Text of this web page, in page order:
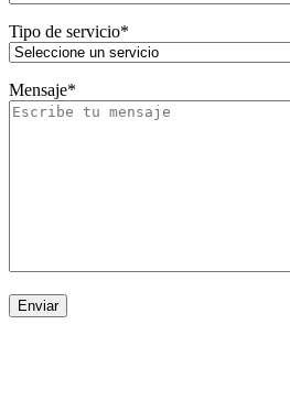
Tipo de servicio*
Mensaje*